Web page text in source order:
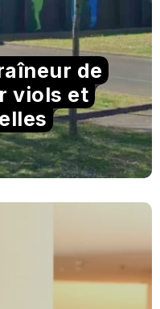
de
viols et